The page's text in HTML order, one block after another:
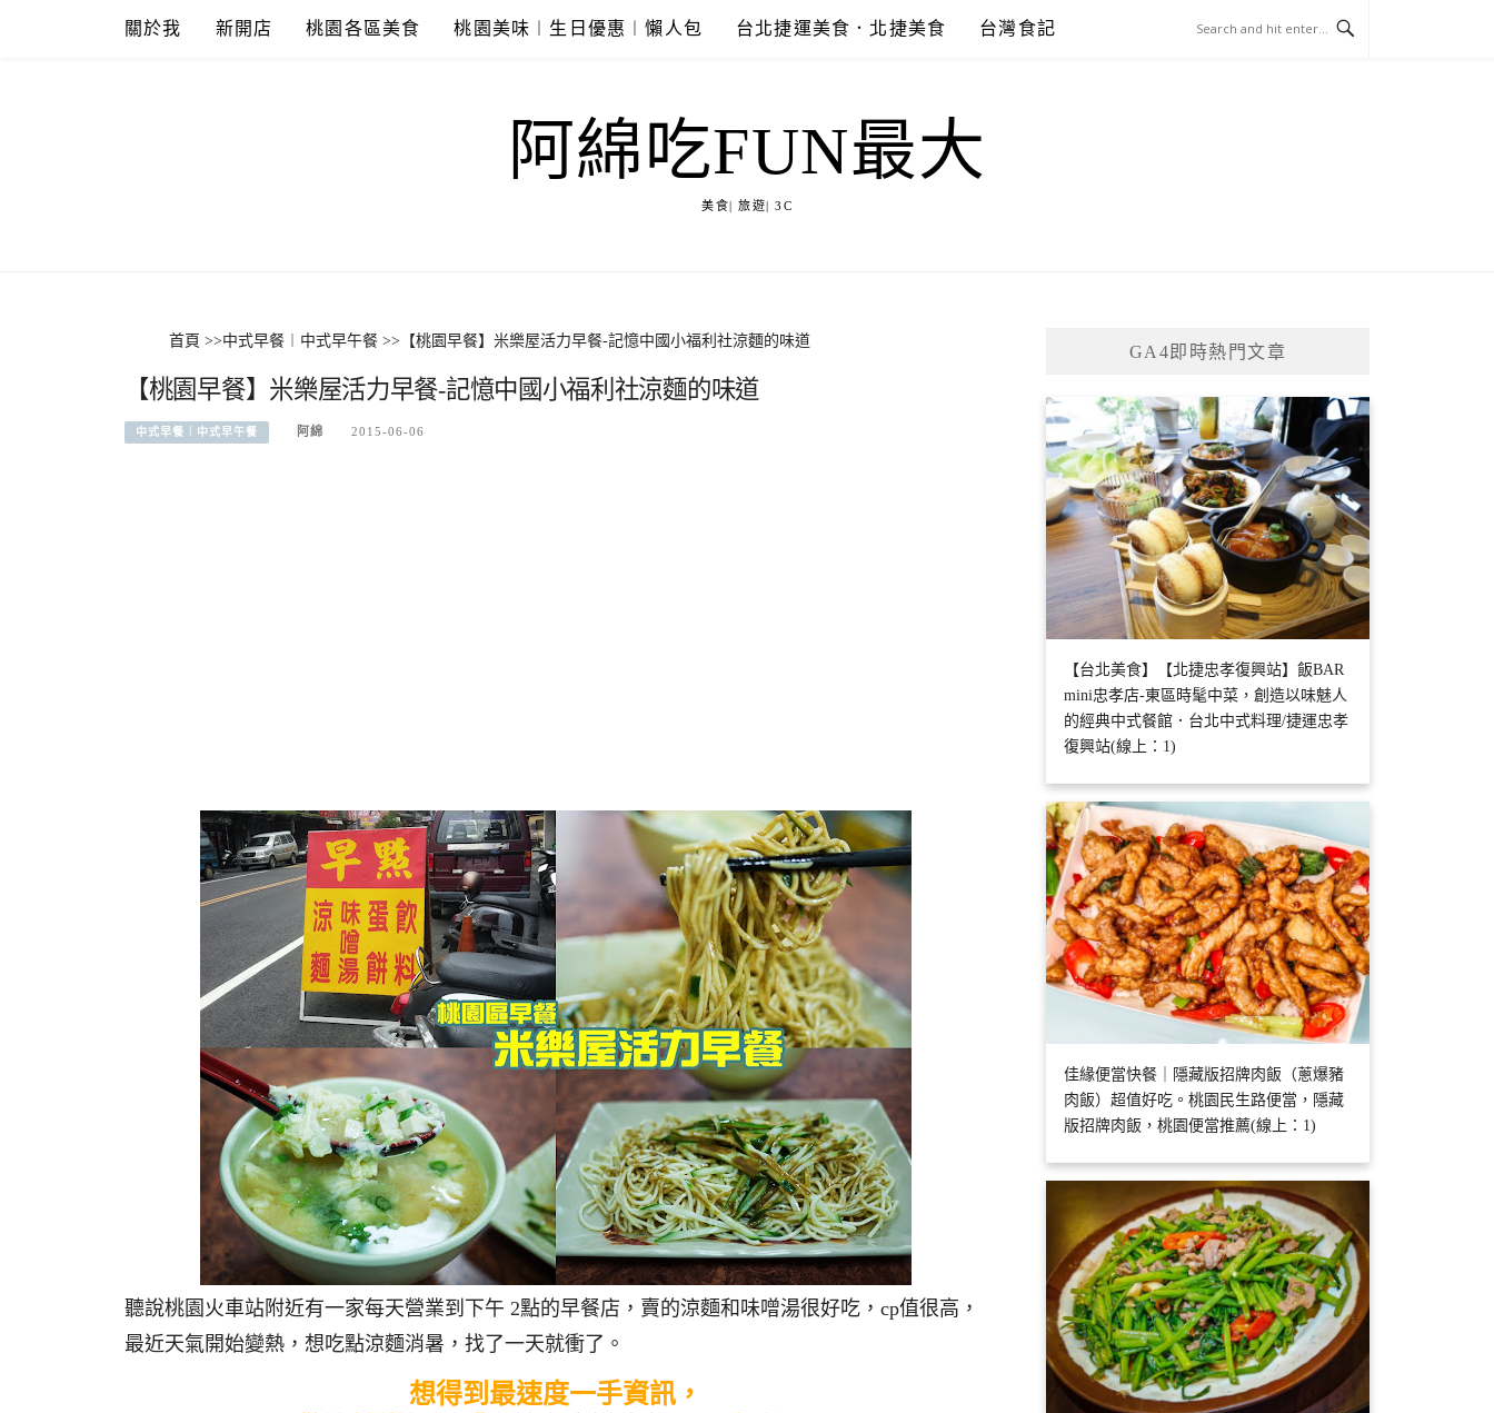
關於我 新開店 桃園各區美食 桃園美味︱生日優惠︱懶人包 台北捷運美食．北捷美食 台灣食記
阿綿吃FUN最大
美食| 旅遊| 3C
首頁 >>中式早餐︱中式早午餐 >> 【桃園早餐】米樂屋活力早餐-記憶中國小福利社涼麵的味道
【桃園早餐】米樂屋活力早餐-記憶中國小福利社涼麵的味道
中式早餐︱中式早午餐 阿綿 2015-06-06
聽說桃園火車站附近有一家每天營業到下午 2點的早餐店，賣的涼麵和味噌湯很好吃，cp值很高，
最近天氣開始變熱，想吃點涼麵消暑，找了一天就衝了。
想得到最速度一手資訊，
GA4即時熱門文章
【台北美食】【北捷忠孝復興站】飯BAR
mini忠孝店-東區時髦中菜，創造以味魅人
的經典中式餐館．台北中式料理/捷運忠孝
復興站(線上：1)
佳緣便當快餐｜隱藏版招牌肉飯（蔥爆豬
肉飯）超值好吃。桃園民生路便當，隱藏
版招牌肉飯，桃園便當推薦(線上：1)